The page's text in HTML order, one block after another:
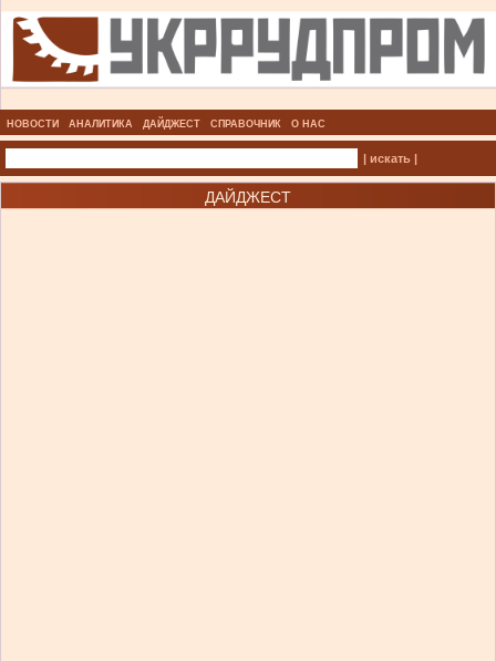
НОВОСТИ АНАЛИТИКА ДАЙДЖЕСТ СПРАВОЧНИК О НАС
| искать |
ДАЙДЖЕСТ